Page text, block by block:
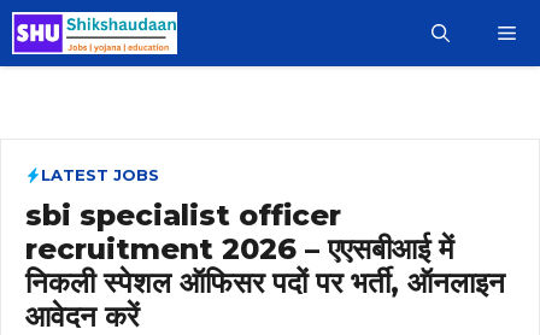
Skip
content
LATEST JOBS
sbi specialist officer
recruitment 2026 – एएसबीआई में
निकली स्पेशल ऑफिसर पदों पर भर्ती, ऑनलाइन
आवेदन करें